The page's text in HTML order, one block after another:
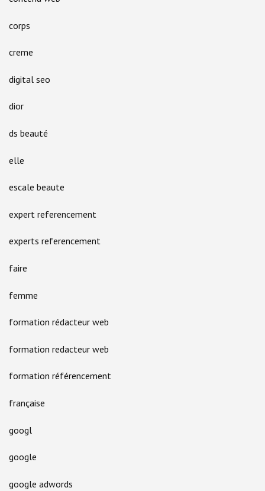
corps
creme
digital seo
dior
ds beauté
elle
escale beaute
expert referencement
experts referencement
faire
femme
formation rédacteur web
formation redacteur web
formation référencement
française
googl
google
google adwords